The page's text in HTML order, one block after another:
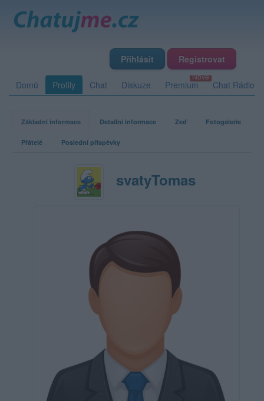
Přihlásit Registrovat
Domů Profily Chat Diskuze Premium Chat Rádio
Základní informace Detailní informace Zeď Fotogalerie
Přátelé Poslední příspěvky
svatyTomas